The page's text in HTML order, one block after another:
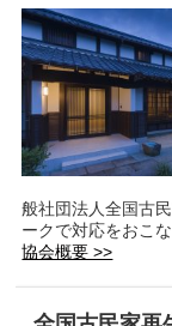
般社団法人全国古
ークで対応をおこ
協会概要 >>